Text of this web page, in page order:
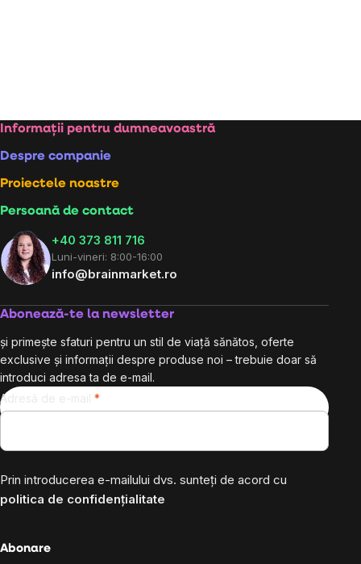
Subsol
Informații pentru dumneavoastră
Despre companie
Proiectele noastre
Persoană de contact
+40 373 811 716
Luni-vineri: 8:00-16:00
info@brainmarket.ro
Abonează-te la newsletter
și primește sfaturi pentru un stil de viață sănătos, oferte
exclusive și informații despre produse noi – trebuie doar să
introduci adresa ta de e-mail.
Adresă de e-mail
Prin introducerea e-mailului dvs. sunteți de acord cu
politica de confidențialitate
Abonare